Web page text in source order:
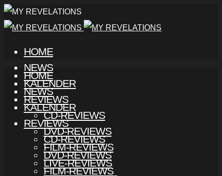
HOME
NEWS
KALENDER
REVIEWS
CD-REVIEWS
DVD-REVIEWS
FILM-REVIEWS
LIVE-REVIEWS
HOME
NEWS
KALENDER
REVIEWS
CD-REVIEWS
DVD-REVIEWS
FILM-REVIEWS